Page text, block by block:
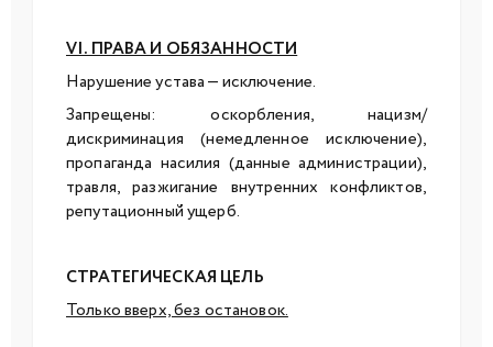
VI. ПРАВА И ОБЯЗАННОСТИ
Нарушение устава — исключение.
Запрещены: оскорбления, нацизм/
дискриминация (немедленное исключение),
пропаганда насилия (данные администрации),
травля, разжигание внутренних конфликтов,
репутационный ущерб.
СТРАТЕГИЧЕСКАЯ ЦЕЛЬ
Только вверх, без остановок.